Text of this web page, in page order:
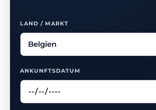
LAND / MARKT
ANKUNFTSDATUM